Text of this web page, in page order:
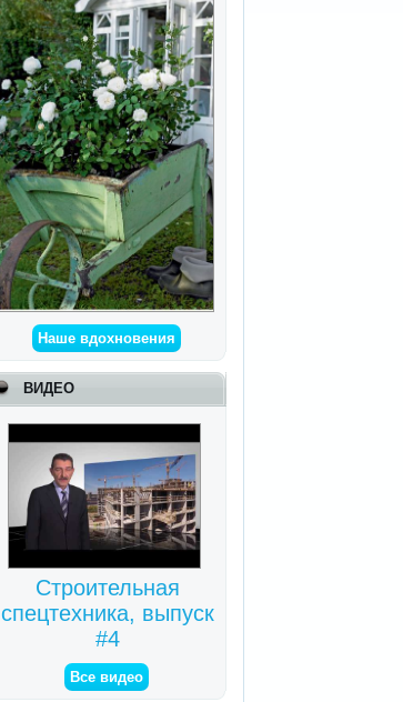
Наше вдохновения
ВИДЕО
Строительная
спецтехника, выпуск
#4
Все видео